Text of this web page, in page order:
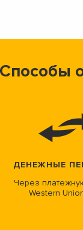
Способы
ДЕНЕЖНЫЕ
Через
Western